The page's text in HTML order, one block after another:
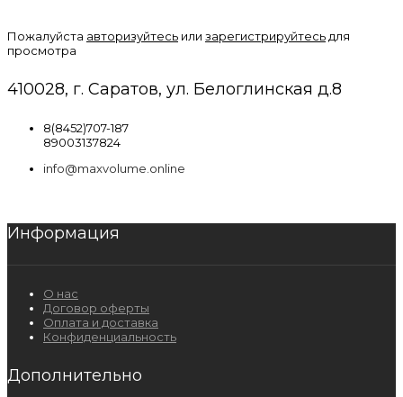
Пожалуйста авторизуйтесь или зарегистрируйтесь для
просмотра
410028, г. Саратов, ул. Белоглинская д.8
8(8452)707-187
89003137824
info@maxvolume.online
Информация
О нас
Договор оферты
Оплата и доставка
Конфиденциальность
Дополнительно